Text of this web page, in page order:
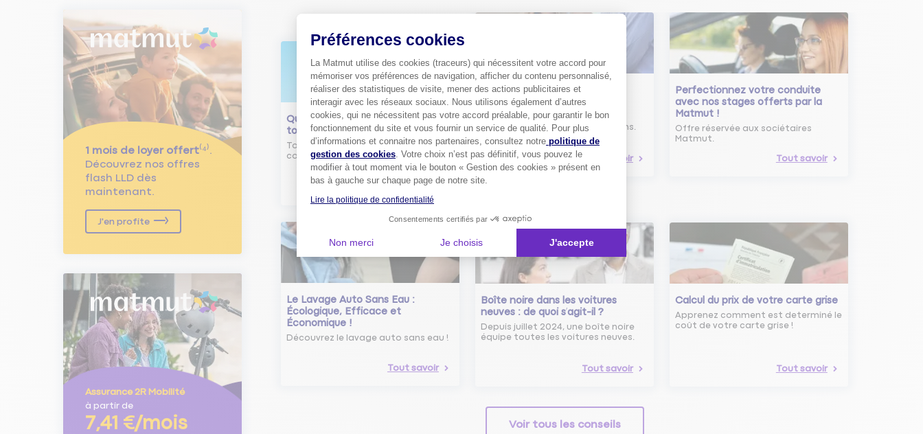
1 mois de loyer offert⁽⁴⁾.
Découvrez nos offres
flash LLD dès
maintenant.
J'en profite
Assurance 2R Mobilité
à partir de
7,41 €/mois
Qu'est-ce que le nouveau radar
tourelle ?
Tout savoir sur le radar tourelle et
comment éviter les infractions.
Tout savoir
Comment bien choisir son
assurance auto ?
Conseils pour choisir la meilleure
assurance auto selon vos besoins.
Tout savoir
Perfectionnez votre conduite
avec nos stages offerts par la
Matmut !
Offre réservée aux sociétaires
Matmut.
Tout savoir
Le Lavage Auto Sans Eau :
Écologique, Efficace et
Économique !
Découvrez le lavage auto sans eau !
Tout savoir
Boîte noire dans les voitures
neuves : de quoi s’agit-il ?
Depuis juillet 2024, une boîte noire
équipe toutes les voitures neuves.
Tout savoir
Calcul du prix de votre carte grise
Apprenez comment est determiné le
coût de votre carte grise !
Tout savoir
Voir tous les conseils
Préférences cookies
La Matmut utilise des cookies (traceurs) qui nécessitent votre accord pour
mémoriser vos préférences de navigation, afficher du contenu personnalisé,
réaliser des statistiques de visite, mener des actions publicitaires et
interagir avec les réseaux sociaux. Nous utilisons également d’autres
cookies, qui ne nécessitent pas votre accord préalable, pour garantir le bon
fonctionnement du site et vous fournir un service de qualité. Pour plus
d’informations et connaitre nos partenaires, consultez notre politique de
gestion des cookies. Votre choix n’est pas définitif, vous pouvez le
modifier à tout moment via le bouton « Gestion des cookies » présent en
bas à gauche sur chaque page de notre site.
Lire la politique de confidentialité
Consentements certifiés par
Non merci Je choisis J'accepte
Axeptio consent